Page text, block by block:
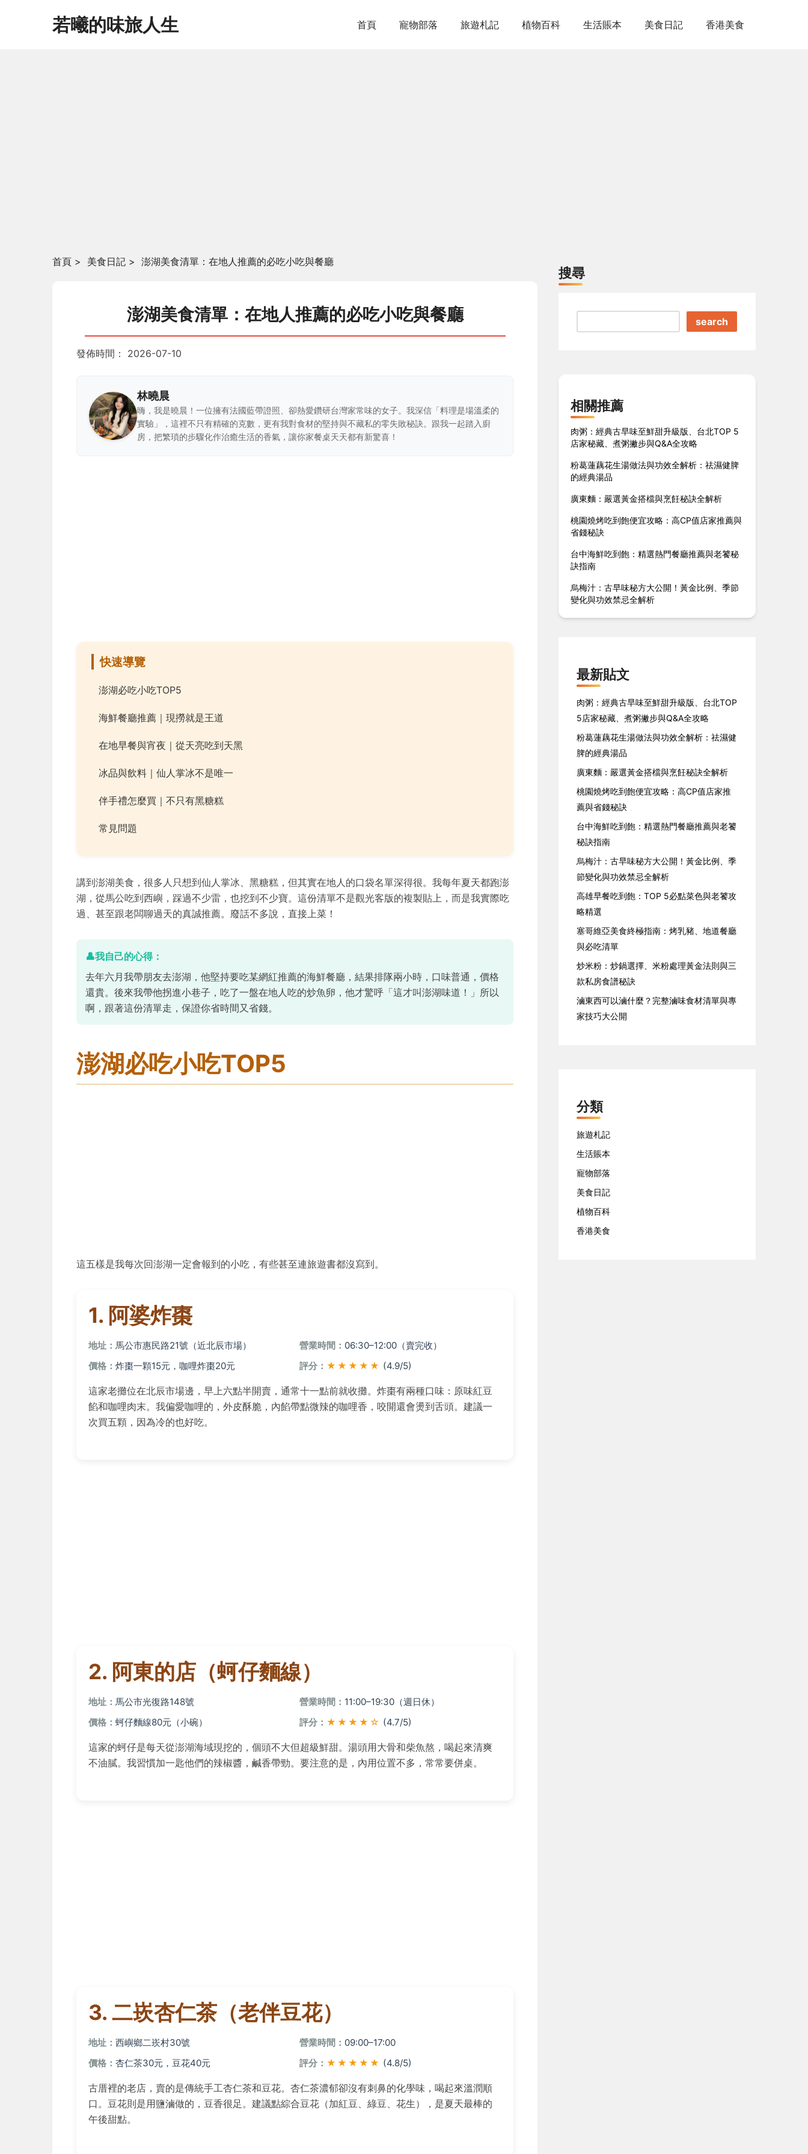
若曦的味旅人生 首頁 寵物部落 旅遊札記 植物百科 生活賬本 美食日記 香港美食
首頁 > 美食日記 > 澎湖美食清單：在地人推薦的必吃小吃與餐廳
澎湖美食清單：在地人推薦的必吃小吃與餐廳
發佈時間： 2026-07-10
林曉晨
嗨，我是曉晨！一位擁有法國藍帶證照、卻熱愛鑽研台灣家常味的女子。我深信「料理是場溫柔的
實驗」，這裡不只有精確的克數，更有我對食材的堅持與不藏私的零失敗秘訣。跟我一起踏入廚
房，把繁瑣的步驟化作治癒生活的香氣，讓你家餐桌天天都有新驚喜！
快速導覽
澎湖必吃小吃TOP5
海鮮餐廳推薦｜現撈就是王道
在地早餐與宵夜｜從天亮吃到天黑
冰品與飲料｜仙人掌冰不是唯一
伴手禮怎麼買｜不只有黑糖糕
常見問題
講到澎湖美食，很多人只想到仙人掌冰、黑糖糕，但其實在地人的口袋名單深得很。我每年夏天都跑澎
湖，從馬公吃到西嶼，踩過不少雷，也挖到不少寶。這份清單不是觀光客版的複製貼上，而是我實際吃
過、甚至跟老闆聊過天的真誠推薦。廢話不多說，直接上菜！
去年六月我帶朋友去澎湖，他堅持要吃某網紅推薦的海鮮餐廳，結果排隊兩小時，口味普通，價格
還貴。後來我帶他拐進小巷子，吃了一盤在地人吃的炒魚卵，他才驚呼「這才叫澎湖味道！」所以
啊，跟著這份清單走，保證你省時間又省錢。
澎湖必吃小吃TOP5
這五樣是我每次回澎湖一定會報到的小吃，有些甚至連旅遊書都沒寫到。
1. 阿婆炸棗
地址： 馬公市惠民路21號（近北辰市場） 營業時間： 06:30–12:00（賣完收）
價格： 炸棗一顆15元，咖哩炸棗20元 評分： ★★★★★ (4.9/5)
這家老攤位在北辰市場邊，早上六點半開賣，通常十一點前就收攤。炸棗有兩種口味：原味紅豆
餡和咖哩肉末。我偏愛咖哩的，外皮酥脆，內餡帶點微辣的咖哩香，咬開還會燙到舌頭。建議一
次買五顆，因為冷的也好吃。
2. 阿東的店（蚵仔麵線）
地址： 馬公市光復路148號 營業時間： 11:00–19:30（週日休）
價格： 蚵仔麵線80元（小碗） 評分： ★★★★☆ (4.7/5)
這家的蚵仔是每天從澎湖海域現挖的，個頭不大但超級鮮甜。湯頭用大骨和柴魚熬，喝起來清爽
不油膩。我習慣加一匙他們的辣椒醬，鹹香帶勁。要注意的是，內用位置不多，常常要併桌。
3. 二崁杏仁茶（老伴豆花）
地址： 西嶼鄉二崁村30號 營業時間： 09:00–17:00
價格： 杏仁茶30元，豆花40元 評分： ★★★★★ (4.8/5)
古厝裡的老店，賣的是傳統手工杏仁茶和豆花。杏仁茶濃郁卻沒有刺鼻的化學味，喝起來溫潤順
口。豆花則是用鹽滷做的，豆香很足。建議點綜合豆花（加紅豆、綠豆、花生），是夏天最棒的
午後甜點。
搜尋
search
相關推薦
肉粥：經典古早味至鮮甜升級版、台北TOP 5
店家秘藏、煮粥撇步與Q&A全攻略
粉葛蓮藕花生湯做法與功效全解析：祛濕健脾
的經典湯品
廣東麵：嚴選黃金搭檔與烹飪秘訣全解析
桃園燒烤吃到飽便宜攻略：高CP值店家推薦與
省錢秘訣
台中海鮮吃到飽：精選熱門餐廳推薦與老饕秘
訣指南
烏梅汁：古早味秘方大公開！黃金比例、季節
變化與功效禁忌全解析
最新貼文
肉粥：經典古早味至鮮甜升級版、台北TOP
5店家秘藏、煮粥撇步與Q&A全攻略
粉葛蓮藕花生湯做法與功效全解析：祛濕健
脾的經典湯品
廣東麵：嚴選黃金搭檔與烹飪秘訣全解析
桃園燒烤吃到飽便宜攻略：高CP值店家推
薦與省錢秘訣
台中海鮮吃到飽：精選熱門餐廳推薦與老饕
秘訣指南
烏梅汁：古早味秘方大公開！黃金比例、季
節變化與功效禁忌全解析
高雄早餐吃到飽：TOP 5必點菜色與老饕攻
略精選
塞哥維亞美食終極指南：烤乳豬、地道餐廳
與必吃清單
炒米粉：炒鍋選擇、米粉處理黃金法則與三
款私房食譜秘訣
滷東西可以滷什麼？完整滷味食材清單與專
家技巧大公開
分類
旅遊札記
生活賬本
寵物部落
美食日記
植物百科
香港美食